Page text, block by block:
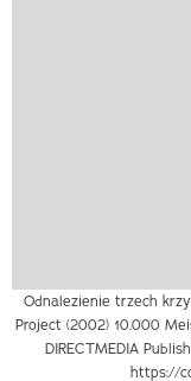
Odnalezienie trzech
Project (2002) 10.000
DIRECTMEDIA
https://